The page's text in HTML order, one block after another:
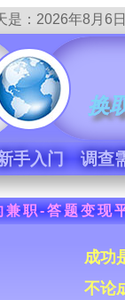
是： 2026年8月6
换
手入门 调查
兼职-答题变现
成功
不论